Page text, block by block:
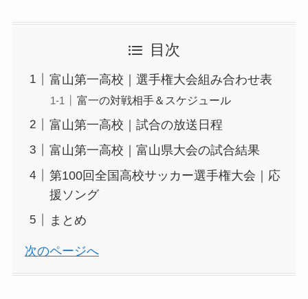
目次
富山第一高校｜選手権大会組み合わせ表
富一の対戦相手＆スケジュール
富山第一高校｜試合の放送日程
富山第一高校｜富山県大会の試合結果
第100回全国高校サッカー選手権大会｜応
援ソング
まとめ
次のページへ